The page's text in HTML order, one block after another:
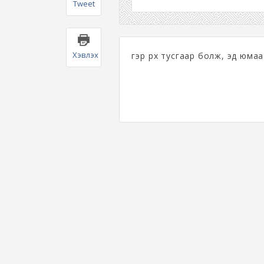
Tweet
Хэвлэх гэр өрх тусгаар болж, эд